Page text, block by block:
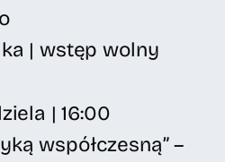
| wstęp wolny
| 16:00
współczesną” –